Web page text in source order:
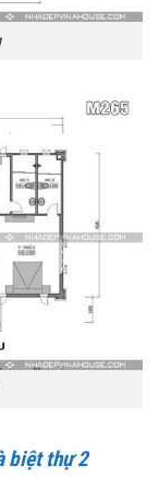
biệt thự 2